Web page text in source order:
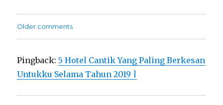
Comments
Older comments
Pingback:5 Hotel Cantik Yang Paling Berkesan
Untukku Selama Tahun 2019 |